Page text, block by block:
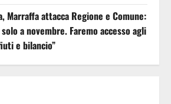
Marraffa attacca Regione e Comune:
a novembre. Faremo accesso agli
e bilancio”